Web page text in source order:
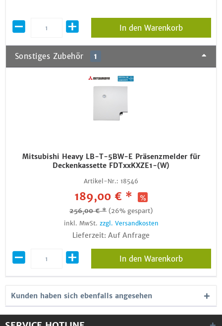
In den Warenkorb
Sonstiges Zubehör 1
Mitsubishi Heavy LB-T-5BW-E Präsenzmelder für
Deckenkassette FDTxxKXZE1-(W)
Artikel-Nr.: 18546
189,00 € *
256,00 € * (26% gespart)
inkl. MwSt. zzgl. Versandkosten
Lieferzeit: Auf Anfrage
In den Warenkorb
Kunden haben sich ebenfalls angesehen